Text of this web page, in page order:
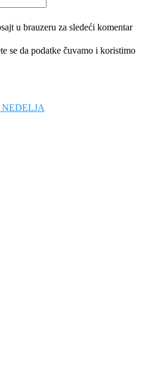
u brauzeru za sledeći komentar
se da podatke čuvamo i koristimo